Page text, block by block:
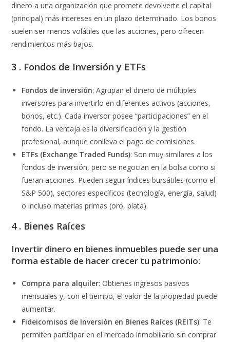
dinero a una organización que promete devolverte el capital
(principal) más intereses en un plazo determinado. Los bonos
suelen ser menos volátiles que las acciones, pero ofrecen
rendimientos más bajos.
3 . Fondos de Inversión y ETFs
Fondos de inversión: Agrupan el dinero de múltiples
inversores para invertirlo en diferentes activos (acciones,
bonos, etc.). Cada inversor posee “participaciones” en el
fondo. La ventaja es la diversificación y la gestión
profesional, aunque conlleva el pago de comisiones.
ETFs (Exchange Traded Funds): Son muy similares a los
fondos de inversión, pero se negocian en la bolsa como si
fueran acciones. Pueden seguir índices bursátiles (como el
S&P 500), sectores específicos (tecnología, energía, salud)
o incluso materias primas (oro, plata).
4 . Bienes Raíces
Invertir dinero en bienes inmuebles puede ser una
forma estable de hacer crecer tu patrimonio:
Compra para alquiler: Obtienes ingresos pasivos
mensuales y, con el tiempo, el valor de la propiedad puede
aumentar.
Fideicomisos de Inversión en Bienes Raíces (REITs): Te
permiten participar en el mercado inmobiliario sin comprar